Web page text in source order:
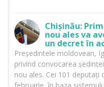
Chișinău:
nou ales va
un decret în
Președintele moldovean,
privind convocarea
nou ales. Cei 101